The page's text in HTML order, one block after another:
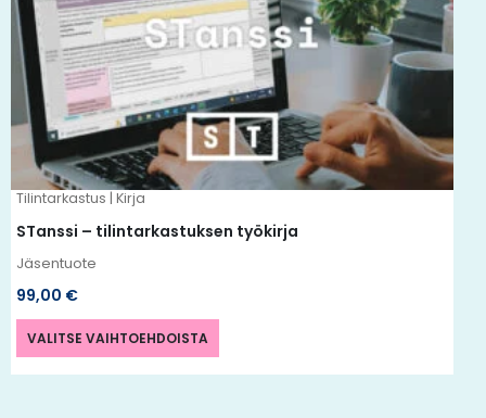
Tilintarkastus | Kirja
STanssi – tilintarkastuksen työkirja
Jäsentuote
99,00 €
VALITSE VAIHTOEHDOISTA
useampi
muunnelma.
Voit
tehdä
valinnat
tuotteen